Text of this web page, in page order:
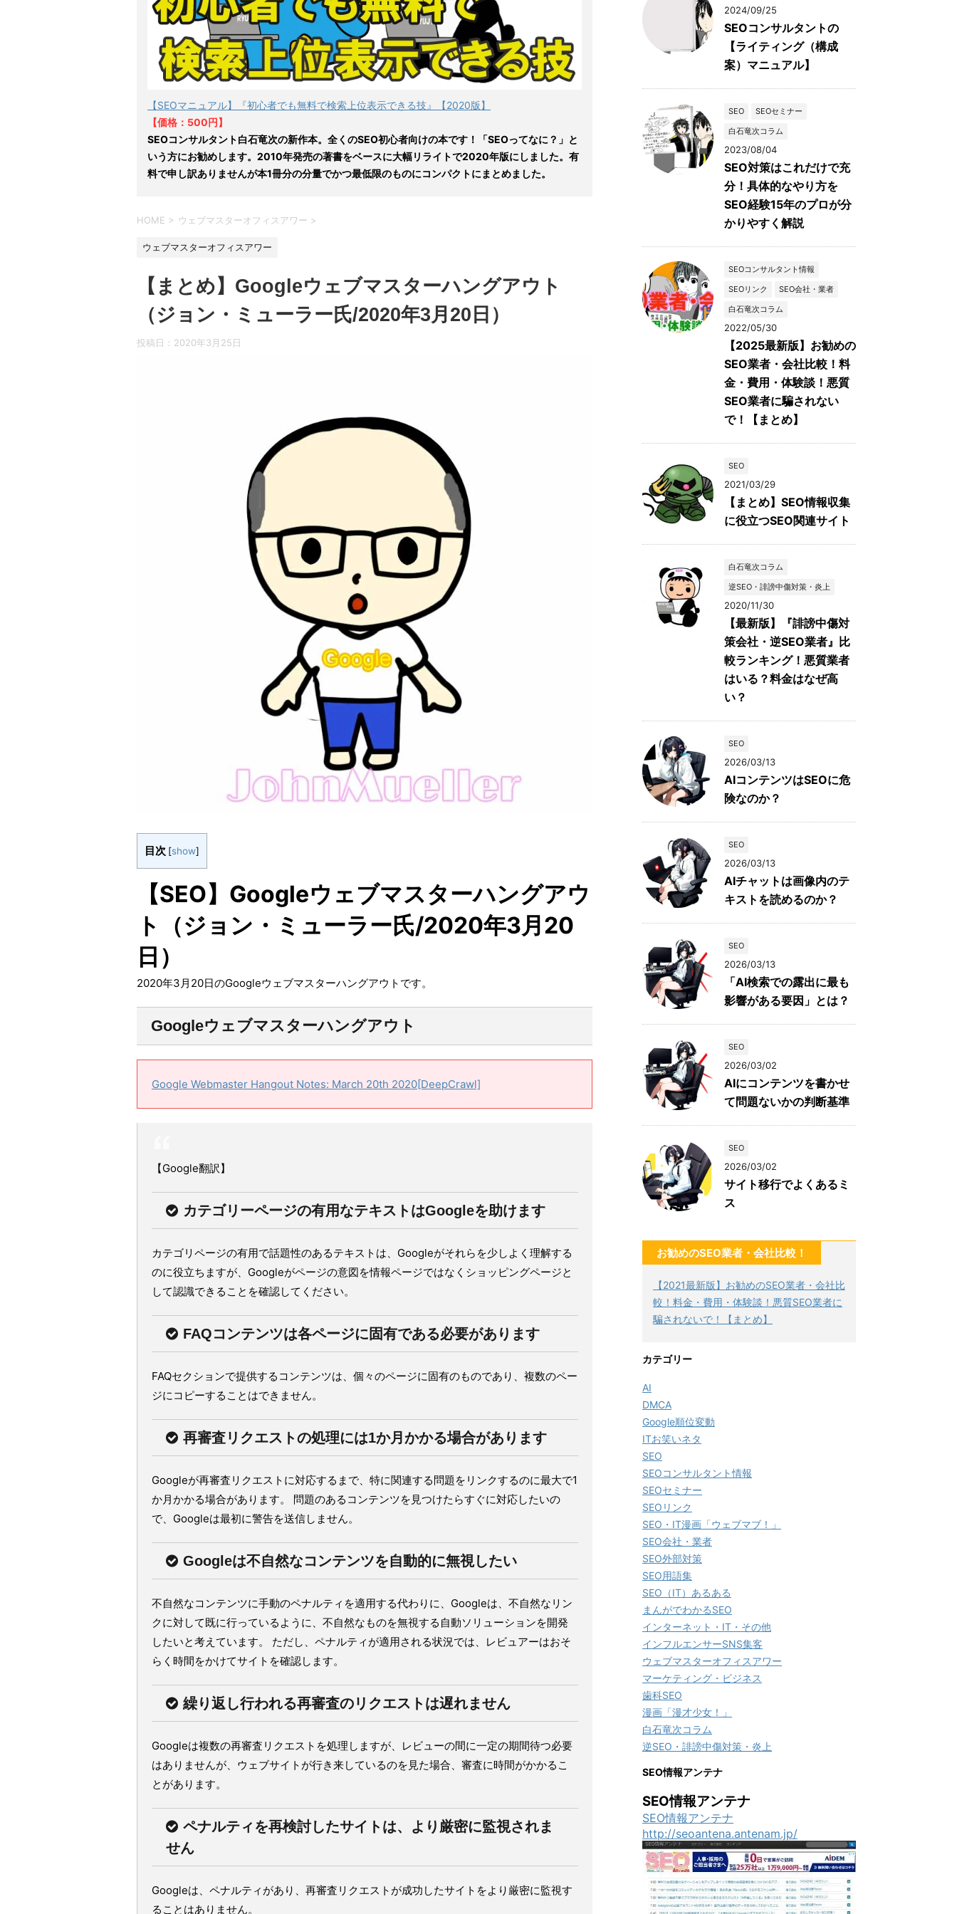
【SEOマニュアル】『初心者でも無料で検索上位表示できる技』【2020版】
【価格：500円】
SEOコンサルタント白石竜次の新作本。全くのSEO初心者向けの本です！「SEOってなに？」と
いう方にお勧めします。2010年発売の著書をベースに大幅リライトで2020年版にしました。有
料で申し訳ありませんが本1冊分の分量でかつ最低限のものにコンパクトにまとめました。
HOME > ウェブマスターオフィスアワー >
ウェブマスターオフィスアワー
【まとめ】Googleウェブマスターハングアウト
（ジョン・ミューラー氏/2020年3月20日）
投稿日： 2020年3月25日
目次 [show]
【SEO】Googleウェブマスターハングアウ
ト（ジョン・ミューラー氏/2020年3月20
日）
2020年3月20日のGoogleウェブマスターハングアウトです。
Googleウェブマスターハングアウト
Google Webmaster Hangout Notes: March 20th 2020[DeepCrawl]
【Google翻訳】
カテゴリーページの有用なテキストはGoogleを助けます
カテゴリページの有用で話題性のあるテキストは、Googleがそれらを少しよく理解する
のに役立ちますが、Googleがページの意図を情報ページではなくショッピングページと
して認識できることを確認してください。
FAQコンテンツは各ページに固有である必要があります
FAQセクションで提供するコンテンツは、個々のページに固有のものであり、複数のペー
ジにコピーすることはできません。
再審査リクエストの処理には1か月かかる場合があります
Googleが再審査リクエストに対応するまで、特に関連する問題をリンクするのに最大で1
か月かかる場合があります。 問題のあるコンテンツを見つけたらすぐに対応したいの
で、Googleは最初に警告を送信しません。
Googleは不自然なコンテンツを自動的に無視したい
不自然なコンテンツに手動のペナルティを適用する代わりに、Googleは、不自然なリン
クに対して既に行っているように、不自然なものを無視する自動ソリューションを開発
したいと考えています。 ただし、ペナルティが適用される状況では、レビュアーはおそ
らく時間をかけてサイトを確認します。
繰り返し行われる再審査のリクエストは遅れません
Googleは複数の再審査リクエストを処理しますが、レビューの間に一定の期間待つ必要
はありませんが、ウェブサイトが行き来しているのを見た場合、審査に時間がかかるこ
とがあります。
ペナルティを再検討したサイトは、より厳密に監視されま
せん
Googleは、ペナルティがあり、再審査リクエストが成功したサイトをより厳密に監視す
ることはありません。
2024/09/25
SEOコンサルタントの
【ライティング（構成
案）マニュアル】
SEO
SEOセミナー
白石竜次コラム
2023/08/04
SEO対策はこれだけで充
分！具体的なやり方を
SEO経験15年のプロが分
かりやすく解説
SEOコンサルタント情報
SEOリンク
SEO会社・業者
白石竜次コラム
2022/05/30
【2025最新版】お勧めの
SEO業者・会社比較！料
金・費用・体験談！悪質
SEO業者に騙されない
で！【まとめ】
SEO
2021/03/29
【まとめ】SEO情報収集
に役立つSEO関連サイト
白石竜次コラム
逆SEO・誹謗中傷対策・炎上
2020/11/30
【最新版】『誹謗中傷対
策会社・逆SEO業者』比
較ランキング！悪質業者
はいる？料金はなぜ高
い？
SEO
2026/03/13
AIコンテンツはSEOに危
険なのか？
SEO
2026/03/13
AIチャットは画像内のテ
キストを読めるのか？
SEO
2026/03/13
「AI検索での露出に最も
影響がある要因」とは？
SEO
2026/03/02
AIにコンテンツを書かせ
て問題ないかの判断基準
SEO
2026/03/02
サイト移行でよくあるミ
ス
お勧めのSEO業者・会社比較！
【2021最新版】お勧めのSEO業者・会社比
較！料金・費用・体験談！悪質SEO業者に
騙されないで！【まとめ】
カテゴリー
AI
DMCA
Google順位変動
ITお笑いネタ
SEO
SEOコンサルタント情報
SEOセミナー
SEOリンク
SEO・IT漫画「ウェブマブ！」
SEO会社・業者
SEO外部対策
SEO用語集
SEO（IT）あるある
まんがでわかるSEO
インターネット・IT・その他
インフルエンサーSNS集客
ウェブマスターオフィスアワー
マーケティング・ビジネス
歯科SEO
漫画「漫才少女！」
白石竜次コラム
逆SEO・誹謗中傷対策・炎上
SEO情報アンテナ
SEO情報アンテナ
SEO情報アンテナ
http://seoantena.antenam.jp/